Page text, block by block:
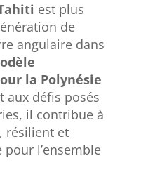
est plus
de
angulaire dans
la Polynésie
aux défis posés
il contribue à
résilient et
l’ensemble